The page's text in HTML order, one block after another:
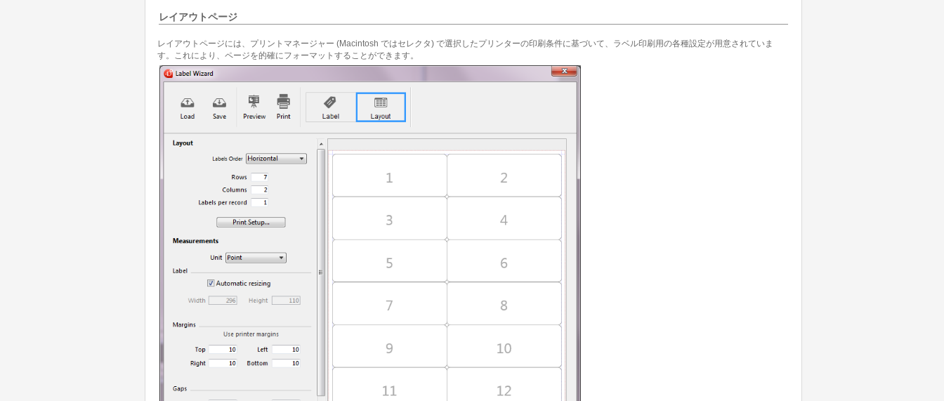
レイアウトページ
レイアウトページには、プリントマネージャー (Macintosh ではセレクタ) で選択したプリンターの印刷条件に基づいて、ラベル印刷用の各種設定が用意されていま
す。これにより、ページを的確にフォーマットすることができます。